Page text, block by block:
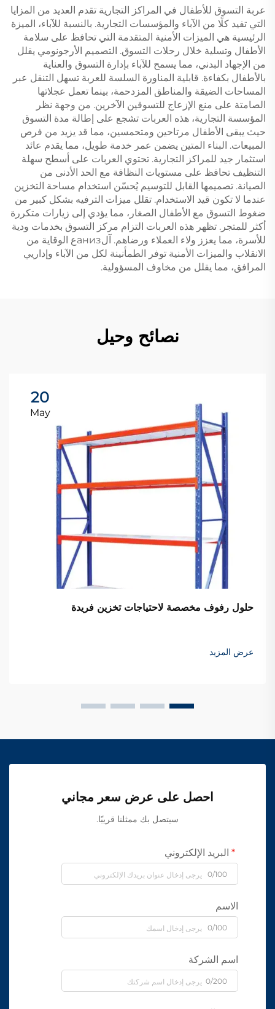
عربة التسوق للأطفال في المراكز التجارية تقدم العديد من المزايا
التي تفيد كلًا من الآباء والمؤسسات التجارية. بالنسبة للآباء، الميزة
الرئيسية هي الميزات الأمنية المتقدمة التي تحافظ على سلامة
الأطفال وتسلية خلال رحلات التسوق. التصميم الأرجونومي يقلل
من الإجهاد البدني، مما يسمح للآباء بإدارة التسوق والعناية
بالأطفال بكفاءة. قابلية المناورة السلسة للعربة تسهل التنقل عبر
المساحات الضيقة والمناطق المزدحمة، بينما تعمل عجلاتها
الصامتة على منع الإزعاج للتسوقين الآخرين. من وجهة نظر
المؤسسة التجارية، هذه العربات تشجع على إطالة مدة التسوق
حيث يبقى الأطفال مرتاحين ومتحمسين، مما قد يزيد من فرص
المبيعات. البناء المتين يضمن عمر خدمة طويل، مما يقدم عائد
استثمار جيد للمراكز التجارية. تحتوي العربات على أسطح سهلة
التنظيف تحافظ على مستويات النظافة مع الحد الأدنى من
الصيانة. تصميمها القابل للتوسيم يُحسّن استخدام مساحة التخزين
عندما لا تكون قيد الاستخدام. تقلل ميزات الترفيه بشكل كبير من
ضغوط التسوق مع الأطفال الصغار، مما يؤدي إلى زيارات متكررة
أكثر للمتجر. تظهر هذه العربات التزام مركز التسوق بخدمات ودية
للأسرة، مما يعزز ولاء العملاء ورضاهم. آلанизع الوقاية من
الانقلاب والميزات الأمنية توفر الطمأنينة لكل من الآباء وإداريي
المرافق، مما يقلل من مخاوف المسؤولية.
نصائح وحيل
20
May
حلول رفوف مخصصة لاحتياجات تخزين فريدة
عرض المزيد
احصل على عرض سعر مجاني
سيتصل بك ممثلنا قريبًا.
البريد الإلكتروني
0/100
الاسم
0/100
اسم الشركة
0/200